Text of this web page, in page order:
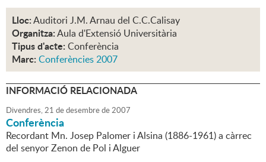
Lloc:Auditori J.M. Arnau del C.C.Calisay
Organitza:Aula d'Extensió Universitària
Tipus d'acte: Conferència
Marc: Conferències 2007
INFORMACIÓ RELACIONADA
Divendres,21 dedesembrede2007
Conferència
Recordant Mn. Josep Palomer i Alsina (1886-1961) a càrrec
del senyor Zenon de Pol i Alguer